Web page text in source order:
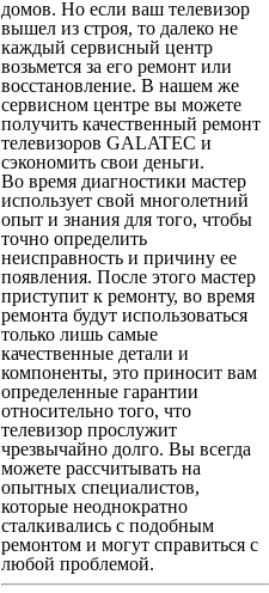
домов. Но если ваш телевизор
вышел из строя, то далеко не
каждый сервисный центр
возьмется за его ремонт или
восстановление. В нашем же
сервисном центре вы можете
получить качественный ремонт
телевизоров GALATEC и
сэкономить свои деньги.
Во время диагностики мастер
использует свой многолетний
опыт и знания для того, чтобы
точно определить
неисправность и причину ее
появления. После этого мастер
приступит к ремонту, во время
ремонта будут использоваться
только лишь самые
качественные детали и
компоненты, это приносит вам
определенные гарантии
относительно того, что
телевизор прослужит
чрезвычайно долго. Вы всегда
можете рассчитывать на
опытных специалистов,
которые неоднократно
сталкивались с подобным
ремонтом и могут справиться с
любой проблемой.